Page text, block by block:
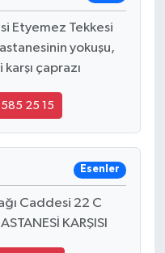
Etyemez Tekkesi
yokuşu,
çaprazı
25 15
Esenler
Caddesi 22 C
KARŞISI